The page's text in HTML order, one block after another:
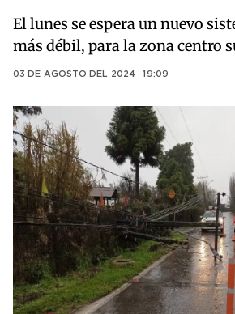
El lunes se espera un nuevo
más débil, para la zona centro
03 DE AGOSTO DEL 2024 · 19:09